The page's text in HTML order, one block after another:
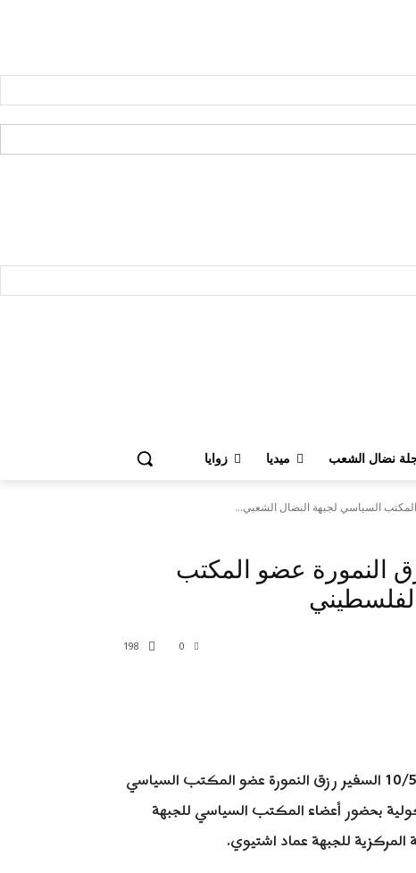
نضال الشعب ميديا زوايا
السياسي لجبهة النضال الشعبي...
النمورة عضو المكتب
0
198
نابلس / استقبل محافظ غسان دغلس اليوم الأحد 10/5/2026 السفير رزق النمورة عضو المكتب السياسي
بحضور أعضاء المكتب السياسي للجبهة
للجبهة عماد اشتيوي.